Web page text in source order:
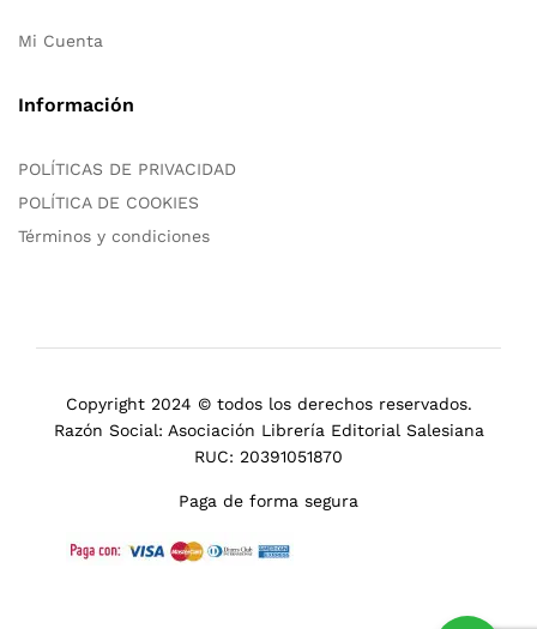
Mi Cuenta
Información
POLÍTICAS DE PRIVACIDAD
POLÍTICA DE COOKIES
Términos y condiciones
Copyright 2024 © todos los derechos reservados.
Razón Social: Asociación Librería Editorial Salesiana
RUC: 20391051870
Paga de forma segura